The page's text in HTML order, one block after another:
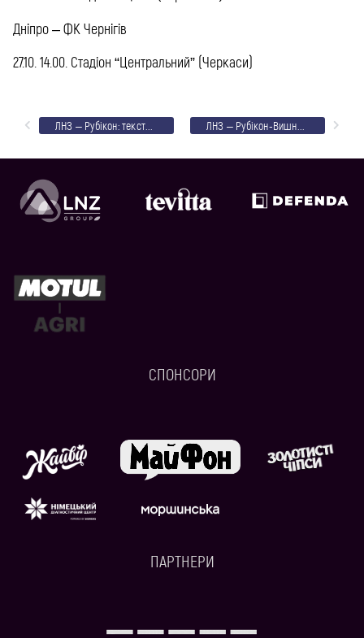
Дніпро – ФК Чернігів
27.10. 14.00. Стадіон “Центральний” (Черкаси)
СПОНСОРИ
ПАРТНЕРИ